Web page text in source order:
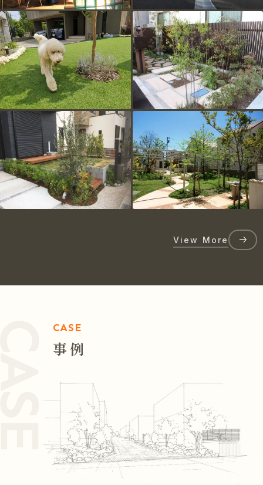
View More
CASE
事例